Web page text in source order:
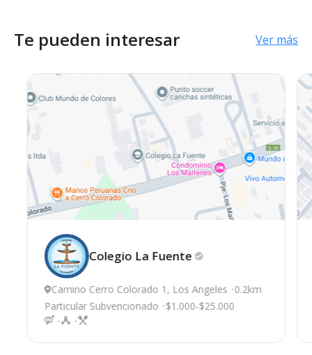
Te pueden interesar Ver más
Colegio La Fuente
Camino Cerro Colorado 1, Los Angeles 0.2km
Particular Subvencionado $1.000-$25.000